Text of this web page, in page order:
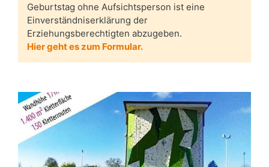
Geburtstag ohne Aufsichtsperson ist eine
Einverständniserklärung der
Erziehungsberechtigten abzugeben.
Hier geht es zum Formular.